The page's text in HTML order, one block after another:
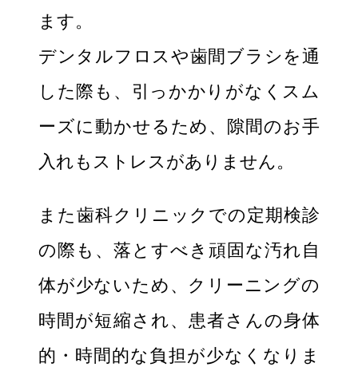
ます。
デンタルフロスや歯間ブラシを通
した際も、引っかかりがなくスム
ーズに動かせるため、隙間のお手
入れもストレスがありません。
また歯科クリニックでの定期検診
の際も、落とすべき頑固な汚れ自
体が少ないため、クリーニングの
時間が短縮され、患者さんの身体
的・時間的な負担が少なくなりま